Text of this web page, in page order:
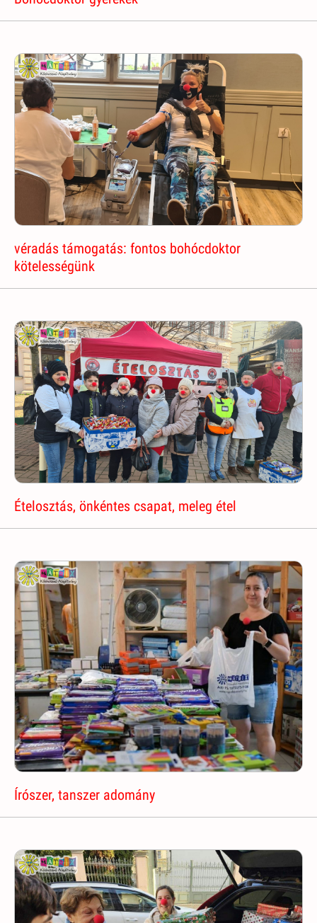
véradás támogatás: fontos bohócdoktor
kötelességünk
Ételosztás, önkéntes csapat, meleg étel
Írószer, tanszer adomány